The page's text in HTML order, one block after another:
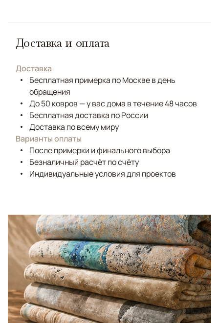
Доставка и оплата
Доставка
Бесплатная примерка по Москве в день
обращения
До 50 ковров — у вас дома в течение 48 часов
Бесплатная доставка по России
Доставка по всему миру
Варианты оплаты
После примерки и финального выбора
Безналичный расчёт по счёту
Индивидуальные условия для проектов